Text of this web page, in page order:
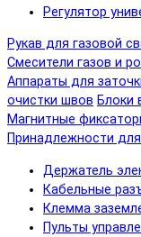
Регулятор
Рукав для газовой
Смесители газов и
Аппараты для
очистки швов Блоки
Магнитные
Принадлежности
Держатель
Кабельные
Клемма
Пульты